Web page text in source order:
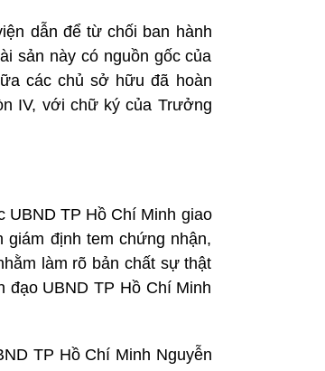
dẫn để từ chối ban hành
sản này có nguồn gốc của
các chủ sở hữu đã hoàn
IV, với chữ ký của Trưởng
UBND TP Hồ Chí Minh giao
định tem chứng nhận,
làm rõ bản chất sự thật
đạo UBND TP Hồ Chí Minh
TP Hồ Chí Minh Nguyễn